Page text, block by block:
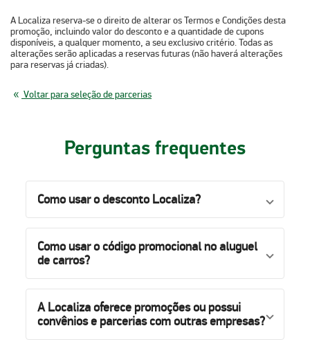
A Localiza reserva-se o direito de alterar os Termos e Condições desta
promoção, incluindo valor do desconto e a quantidade de cupons
disponíveis, a qualquer momento, a seu exclusivo critério. Todas as
alterações serão aplicadas a reservas futuras (não haverá alterações
para reservas já criadas).
Voltar para seleção de parcerias
Perguntas frequentes
Como usar o desconto Localiza?
Como usar o código promocional no aluguel
de carros?
A Localiza oferece promoções ou possui
convênios e parcerias com outras empresas?